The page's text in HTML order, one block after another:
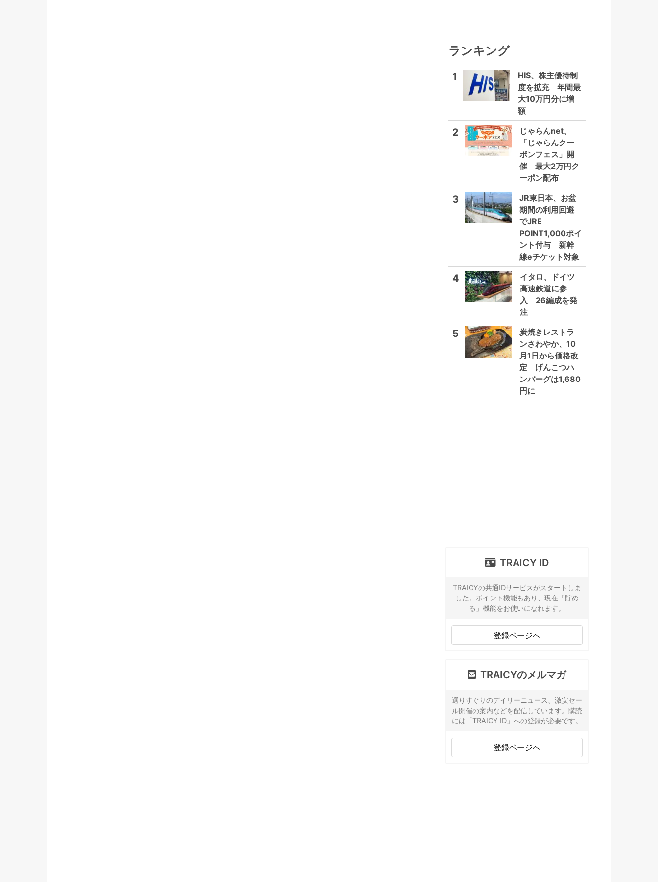
ランキング
1
HIS、株主優待制
度を拡充 年間最
大10万円分に増
額
2
じゃらんnet、
「じゃらんクー
ポンフェス」開
催 最大2万円ク
ーポン配布
3
JR東日本、お盆
期間の利用回避
でJRE
POINT1,000ポイ
ント付与 新幹
線eチケット対象
4
イタロ、ドイツ
高速鉄道に参
入 26編成を発
注
5
炭焼きレストラ
ンさわやか、10
月1日から価格改
定 げんこつハ
ンバーグは1,680
円に
TRAICY ID
TRAICYの共通IDサービスがスタートしま
した。ポイント機能もあり、現在「貯め
る」機能をお使いになれます。
登録ページへ
TRAICYのメルマガ
選りすぐりのデイリーニュース、激安セー
ル開催の案内などを配信しています。購読
には「TRAICY ID」への登録が必要です。
登録ページへ